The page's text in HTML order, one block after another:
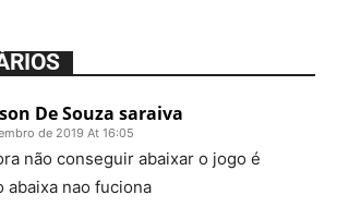
De Souza saraiva
de 2019 At 16:05
não conseguir abaixar o jogo é
abaixa nao fuciona